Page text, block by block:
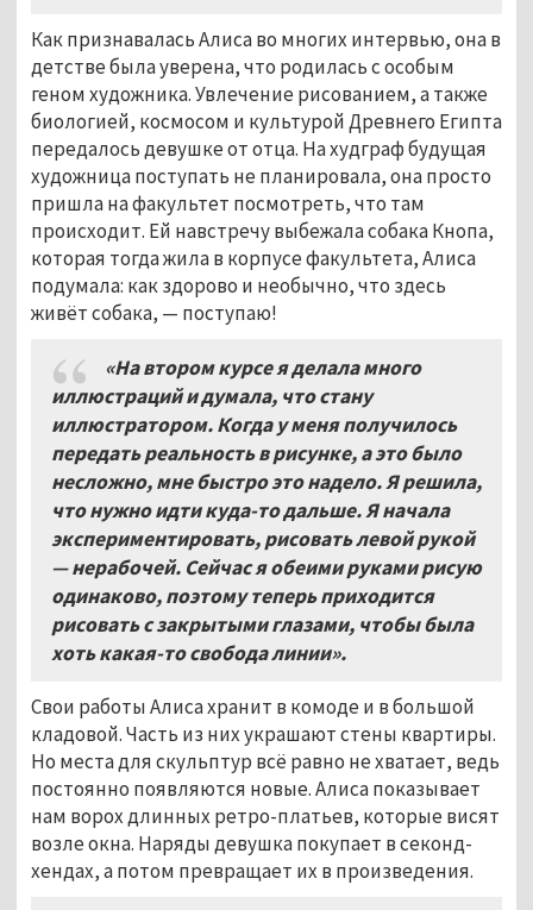
Как признавалась Алиса во многих интервью, она в
детстве была уверена, что родилась с особым
геном художника. Увлечение рисованием, а также
биологией, космосом и культурой Древнего Египта
передалось девушке от отца. На худграф будущая
художница поступать не планировала, она просто
пришла на факультет посмотреть, что там
происходит. Ей навстречу выбежала собака Кнопа,
которая тогда жила в корпусе факультета, Алиса
подумала: как здорово и необычно, что здесь
живёт собака, — поступаю!
«На втором курсе я делала много
иллюстраций и думала, что стану
иллюстратором. Когда у меня получилось
передать реальность в рисунке, а это было
несложно, мне быстро это надело. Я решила,
что нужно идти куда-то дальше. Я начала
экспериментировать, рисовать левой рукой
— нерабочей. Сейчас я обеими руками рисую
одинаково, поэтому теперь приходится
рисовать с закрытыми глазами, чтобы была
хоть какая-то свобода линии».
Свои работы Алиса хранит в комоде и в большой
кладовой. Часть из них украшают стены квартиры.
Но места для скульптур всё равно не хватает, ведь
постоянно появляются новые. Алиса показывает
нам ворох длинных ретро-платьев, которые висят
возле окна. Наряды девушка покупает в секонд-
хендах, а потом превращает их в произведения.